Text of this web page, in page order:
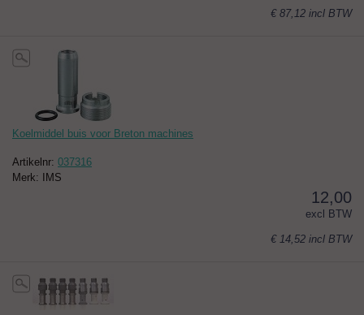
€ 87,12 incl BTW
Koelmiddel buis voor Breton machines
Artikelnr: 037316
Merk: IMS
12,00
excl BTW
€ 14,52 incl BTW